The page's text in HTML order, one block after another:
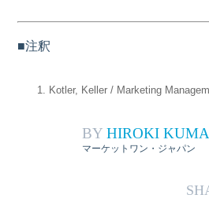
■注釈
Kotler, Keller / Marketing
BYHIROKI
マーケットワン・ジャパン